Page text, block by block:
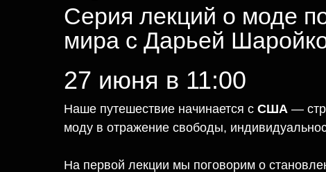
Серия лекций о моде
мира с Дарьей
27 июня в 11:00
Наше путешествие начинается с США —
моду в отражение свободы,
На первой лекции мы поговорим о